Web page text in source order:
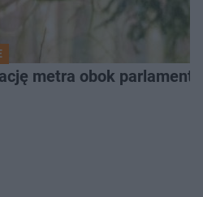
metra obok